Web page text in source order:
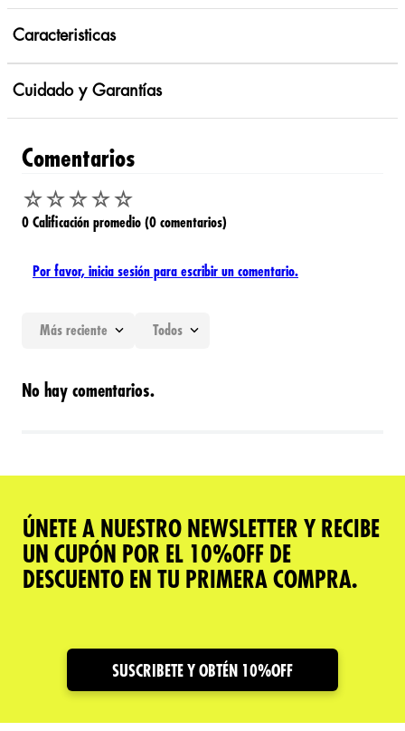
Caracteristicas
Cuidado y Garantías
Comentarios
☆☆☆☆☆
0 Calificación promedio (0 comentarios)
Por favor, inicia sesión para escribir un comentario.
Más reciente Todos
No hay comentarios.
ÚNETE A NUESTRO NEWSLETTER Y RECIBE
UN CUPÓN POR EL 10%OFF DE
DESCUENTO EN TU PRIMERA COMPRA.
SUSCRIBETE Y OBTÉN 10%OFF